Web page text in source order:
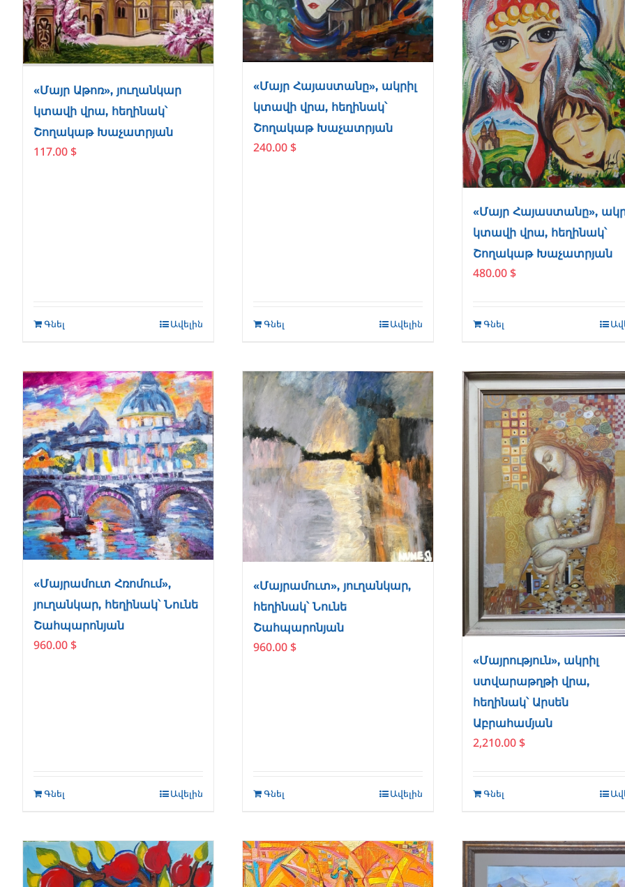
«Մայր Աթոռ», յուղանկար
կտավի վրա, հեղինակ՝
Շողակաթ Խաչատրյան
117.00 $
Գնել Ավելին
«Մայր Հայաստանը», ակրիլ
կտավի վրա, հեղինակ՝
Շողակաթ Խաչատրյան
240.00 $
Գնել Ավելին
«Մայր Հայաստանը»,
կտավի վրա, հեղինակ՝
Շողակաթ Խաչատրյան
480.00 $
Գնել
«Մայրամուտ Հռոմում»,
յուղանկար, հեղինակ՝ Նունե
Շահպարոնյան
960.00 $
Գնել Ավելին
«Մայրամուտ», յուղանկար,
հեղինակ՝ Նունե
Շահպարոնյան
960.00 $
Գնել Ավելին
«Մայրություն», ակրիլ
ստվարաթղթի վրա,
հեղինակ՝ Արսեն
Աբրահամյան
2,210.00 $
Գնել